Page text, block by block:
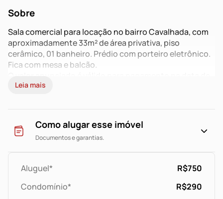
Sobre
Sala comercial para locação no bairro Cavalhada, com
aproximadamente 33m² de área privativa, piso
cerâmico, 01 banheiro. Prédio com porteiro eletrônico.
Fica com mesa e balcão.
vencimento estipulada
Leia mais
Como alugar esse imóvel
Documentos e garantias.
Aluguel*
R$750
Condomínio*
R$290